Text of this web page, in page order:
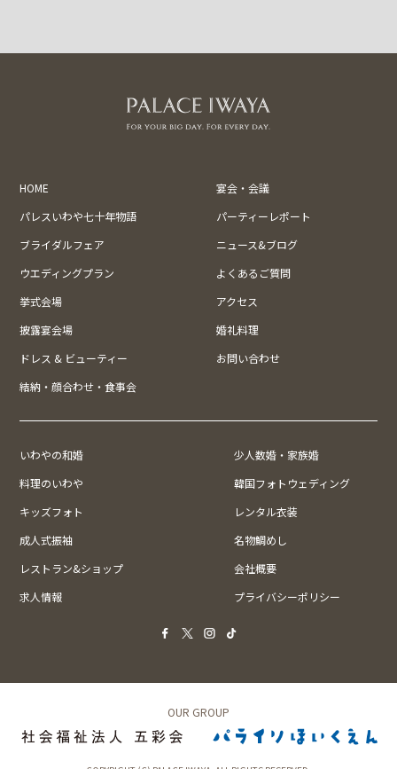
HOME
宴会・会議
パレスいわや七十年物語
パーティーレポート
ブライダルフェア
ニュース&ブログ
ウエディングプラン
よくあるご質問
挙式会場
アクセス
披露宴会場
婚礼料理
ドレス & ビューティー
お問い合わせ
結納・顔合わせ・食事会
いわやの和婚
少人数婚・家族婚
料理のいわや
韓国フォトウェディング
キッズフォト
レンタル衣装
成人式振袖
名物鯛めし
レストラン&ショップ
会社概要
求人情報
プライバシーポリシー
OUR GROUP